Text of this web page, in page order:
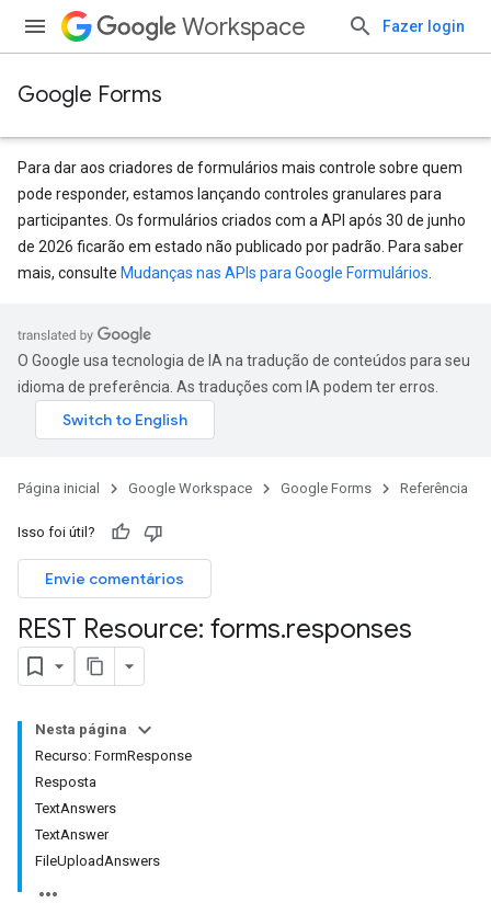
Workspace Fazer login
Google Forms
Para dar aos criadores de formulários mais controle sobre quem
pode responder, estamos lançando controles granulares para
participantes. Os formulários criados com a API após 30 de junho
de 2026 ficarão em estado não publicado por padrão. Para saber
mais, consulte Mudanças nas APIs para Google Formulários
O Google usa tecnologia de IA na tradução de conteúdos para seu
idioma de preferência. As traduções com IA podem ter erros.
Página inicial Google Workspace Google Forms Referência
Isso foi útil?
Envie comentários
REST Resource: forms.responses
Nesta página
Recurso: FormResponse
Resposta
TextAnswers
TextAnswer
FileUploadAnswers